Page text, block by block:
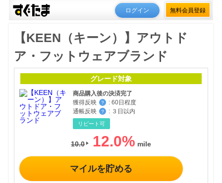
ログイン 無料会員登録
【KEEN（キーン）】アウトド
ア・フットウェアブランド
グレード対象
商品購入後の決済完了
獲得反映
？ : 60日程度
通帳反映
？ : ３日以内
リピート可
10.0 12.0%
マイルを貯める